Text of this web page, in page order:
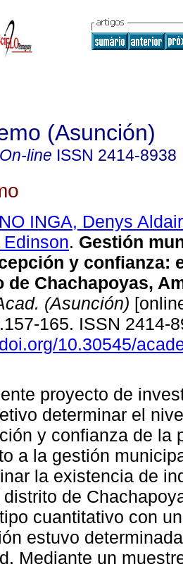
(Asunción)
line ISSN 2414-8938
INGA, Denys Aldair
. Gestión
y confianza:
de Chachapoyas,
(Asunción)
165. ISSN 2414-
10.30545/
proyecto de
determinar el
y confianza de la
a la gestión
la existencia de
distrito de
cuantitativo con
estuvo
Mediante un